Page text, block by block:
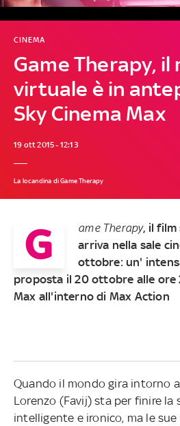
Game Therapy, il
virtuale è in
Sky Cinema Max
CINEMA
19 ott 2015 - 12:13
La locandina di Game Therapy
G ame Therapy, il
arriva nella sale
ottobre: un'
proposta il 20 ottobre alle ore
Max all'interno di Max Action
Quando il mondo gira intorno
Lorenzo (Favij) sta per finire la
intelligente e ironico, ma le